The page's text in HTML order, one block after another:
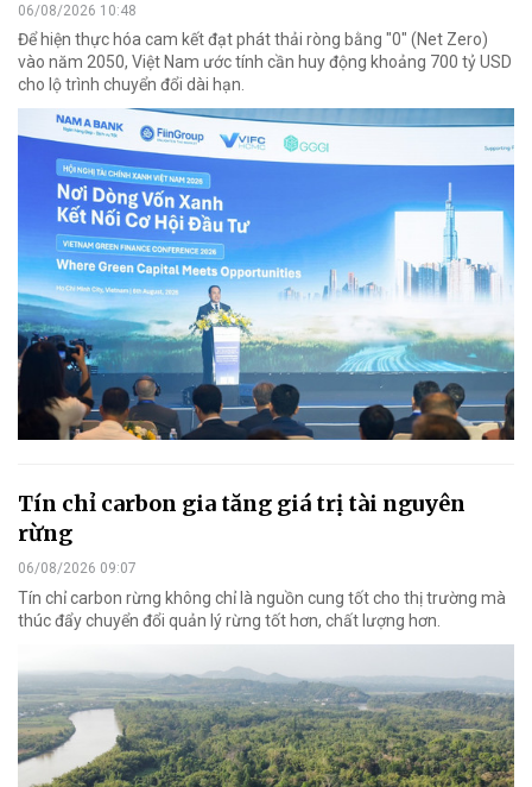
06/08/2026 10:48
Để hiện thực hóa cam kết đạt phát thải ròng bằng "0" (Net Zero)
vào năm 2050, Việt Nam ước tính cần huy động khoảng 700 tỷ USD
cho lộ trình chuyển đổi dài hạn.
Tín chỉ carbon gia tăng giá trị tài nguyên
rừng
06/08/2026 09:07
Tín chỉ carbon rừng không chỉ là nguồn cung tốt cho thị trường mà
thúc đẩy chuyển đổi quản lý rừng tốt hơn, chất lượng hơn.